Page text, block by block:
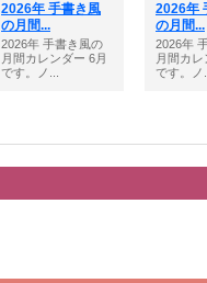
2026年 手書き風
の月間...
2026年 手書き風の
月間カレンダー 6月
です。ノ...
2026年
の月間...
2026年
月間カレ
です。ノ...